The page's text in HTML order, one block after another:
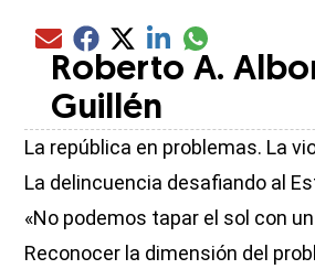
Compartir el artículo actual mediante
Compartir el artículo actual
Compartir el artículo actual
Compartir el artículo
Compartir el
Roberto A.
Guillén
La república en problemas. La
La delincuencia desafiando al
«No podemos tapar el sol con
Reconocer la dimensión del